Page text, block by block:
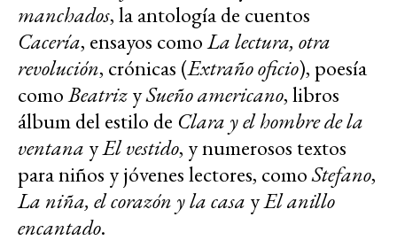
manchados, la antología de cuentos
Cacería, ensayos comoLa lectura, otra
revolución, crónicas (Extraño oficio), poesía
comoBeatrizySueño americano, libros
álbum del estilo de Clara y el hombre de la
ventana yEl vestido, y numerosos textos
para niños y jóvenes lectores, comoStefano,
La niña, el corazón y la casa yEl anillo
encantado.